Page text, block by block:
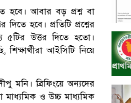
হবে। আবার বড় প্রশ্ন বা
দিতে হবে। প্রতিটি প্রশ্নের
৫টির উত্তর দিতে হতো।
আইসিটি নিয়ে
মনি। ব্রিফিংয়ে অন্যদের
মাধ্যমিক ও উচ্চ মাধ্যমিক